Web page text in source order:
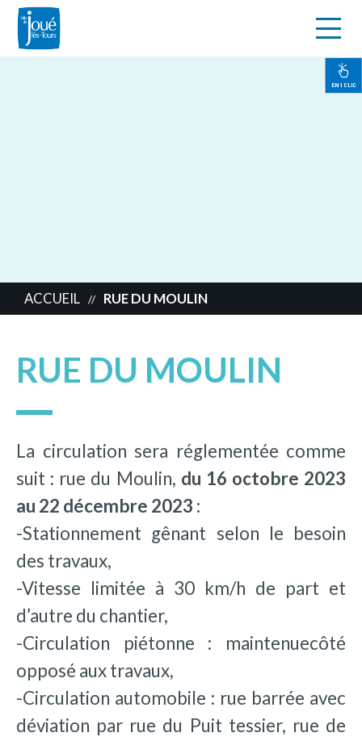
EN 1 CLIC
ACCUEIL // RUE DU MOULIN
RUE DU MOULIN
La circulation sera réglementée comme
suit : rue du Moulin, du 16 octobre 2023
au 22 décembre 2023 :
-Stationnement gênant selon le besoin
des travaux,
-Vitesse limitée à 30 km/h de part et
d’autre du chantier,
-Circulation piétonne : maintenuecôté
opposé aux travaux,
-Circulation automobile : rue barrée avec
déviation par rue du Puit tessier, rue de